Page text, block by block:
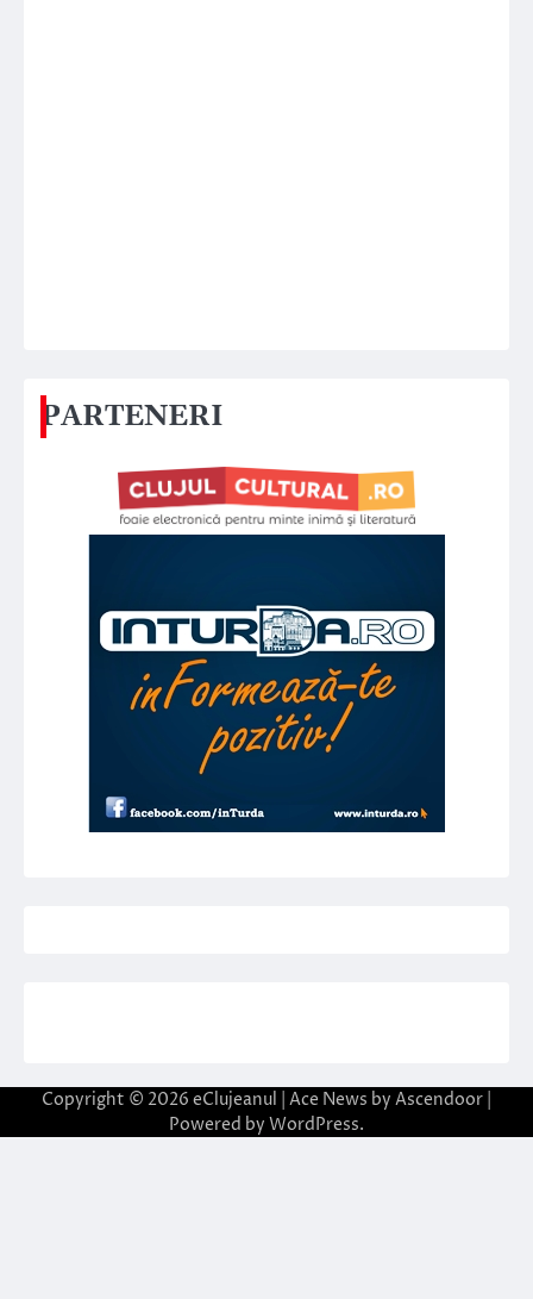
PARTENERI
Copyright © 2026 eClujeanul | Ace News by Ascendoor
Powered by WordPress.